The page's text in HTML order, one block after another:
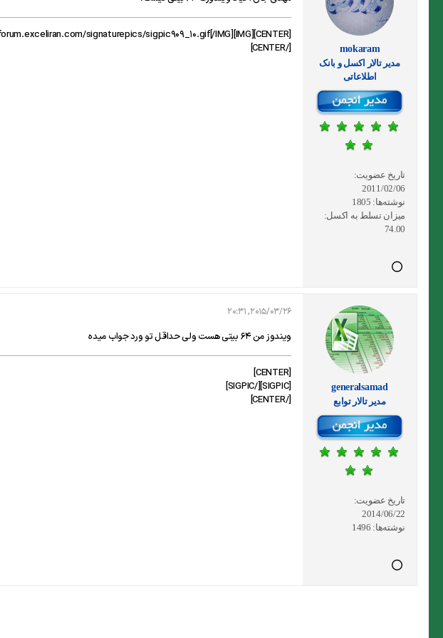
mokaram
مدير تالار اکسل و بانک
اطلاعاتی
تاریخ عضویت:
2011/02/06
نوشته‌ها: 1805
میزان تسلط به اکسل:
74.00
[CENTER][IMG]http://forum.exceliran.com/signaturepics/sigpic909_10.gif[/IMG]
[/CENTER]
generalsamad
مدير تالار توابع
تاریخ عضویت:
2014/06/22
نوشته‌ها: 1496
2015/03/26, 20:31
ویندوز من 64 بیتی هست ولی حداقل تو ورد جواب میده
[CENTER]
[SIGPIC][/SIGPIC]
[/CENTER]